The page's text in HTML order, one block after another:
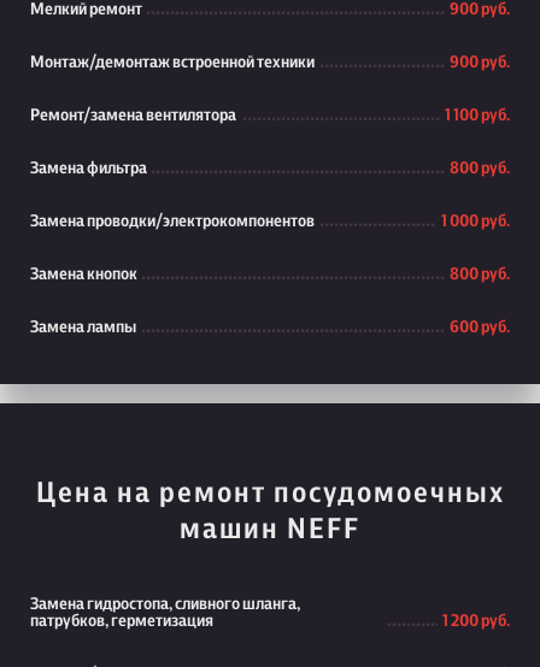
Мелкий ремонт 900 руб.
Монтаж/демонтаж встроенной техники 900 руб.
Ремонт/замена вентилятора 1 100 руб.
Замена фильтра 800 руб.
Замена проводки/электрокомпонентов 1 000 руб.
Замена кнопок 800 руб.
Замена лампы 600 руб.
Цена на ремонт посудомоечных
машин NEFF
Замена гидростопа, сливного шланга,
патрубков, герметизация
1 200 руб.